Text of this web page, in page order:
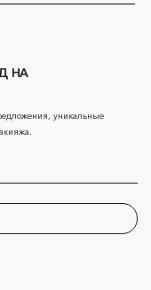
НА
уникальные